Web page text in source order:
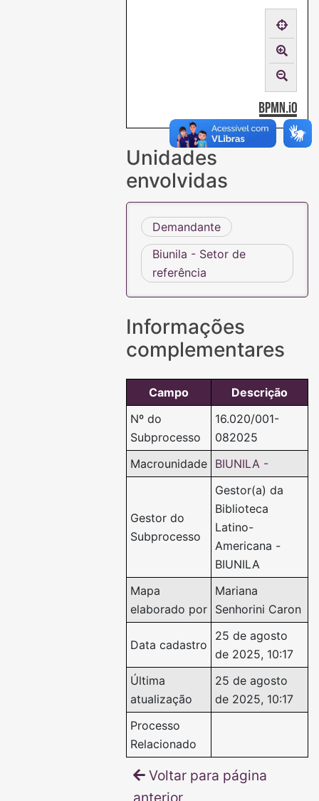
Unidades
envolvidas
Demandante
Biunila - Setor de
referência
Informações
complementares
Campo
Descrição
Nº do
Subprocesso
16.020/001-
082025
Macrounidade BIUNILA -
Gestor do
Subprocesso
Gestor(a) da
Biblioteca
Latino-
Americana -
BIUNILA
Mapa
elaborado por
Mariana
Senhorini Caron
Data cadastro
25 de agosto
de 2025, 10:17
Última
atualização
25 de agosto
de 2025, 10:17
Processo
Relacionado
Voltar para página